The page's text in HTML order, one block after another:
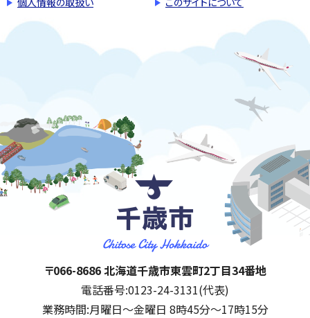
千歳市
住所:
〒066-8686 北海道千歳市東雲町2丁目34番地
電話番号:0123-24-3131(代表)
業務時間:月曜日～金曜日 8時45分～17時15分